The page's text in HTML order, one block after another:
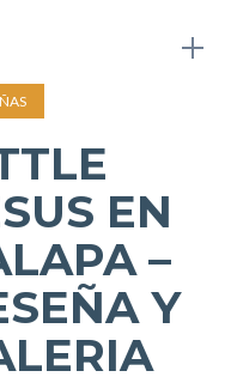
EN
–
Y